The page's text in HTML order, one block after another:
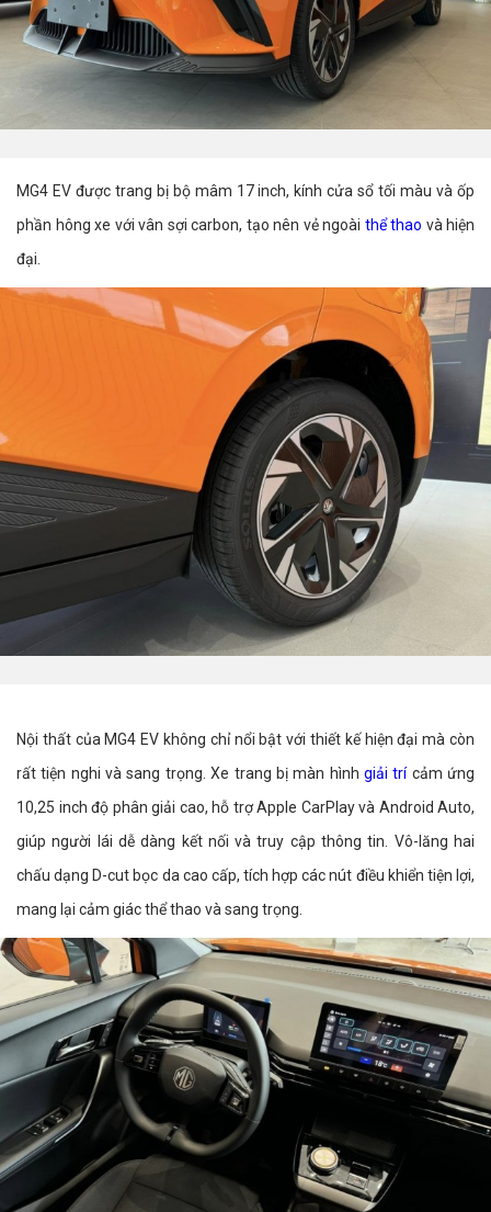
MG4 EV được trang bị bộ mâm 17 inch, kính cửa sổ tối màu và ốp
phần hông xe với vân sợi carbon, tạo nên vẻ ngoài thể thao và hiện
đại.
Nội thất của MG4 EV không chỉ nổi bật với thiết kế hiện đại mà còn
rất tiện nghi và sang trọng. Xe trang bị màn hình giải trícảm ứng
10,25 inch độ phân giải cao, hỗ trợ Apple CarPlay và Android Auto,
giúp người lái dễ dàng kết nối và truy cập thông tin. Vô-lăng hai
chấu dạng D-cut bọc da cao cấp, tích hợp các nút điều khiển tiện lợi,
mang lại cảm giác thể thao và sang trọng.